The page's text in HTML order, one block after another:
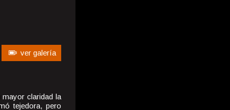
ver galería
claridad la
tejedora, pero